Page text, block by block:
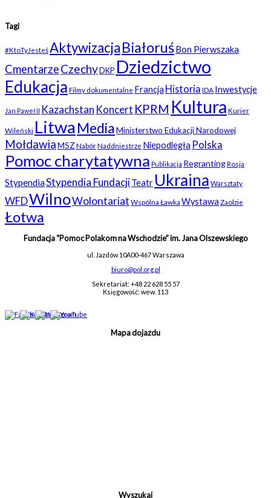
Tagi
#KtoTyJesteśAktywizacjaBiałoruśBon Pierwszaka
CmentarzeCzechy DKP Dziedzictwo
Edukacja Filmy dokumentalne Francja Historia IDA Inwestycje
Jan Paweł II Kazachstan Koncert KPRM Kultura Kurier
Wileński Litwa MediaMinisterstwo Edukacji Narodowej
MołdawiaMSZ NabórNaddniestrze Niepodległa Polska
Pomoc charytatywna Publikacja RegrantingRosja
StypendiaStypendia FundacjiTeatr Ukraina Warsztaty
WFDWilnoWolontariat Wspólna Ławka Wystawa Zaolzie
Łotwa
Fundacja “Pomoc Polakom na Wschodzie” im. Jana Olszewskiego
ul. Jazdów 10A00-467 Warszawa
biuro@pol.org.pl
Sekretariat: +48 22 628 55 57
Księgowość: wew. 113
Mapa dojazdu
Wyszukaj